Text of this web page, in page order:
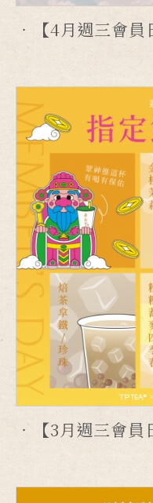
【4月週三會員
【3月週三會員